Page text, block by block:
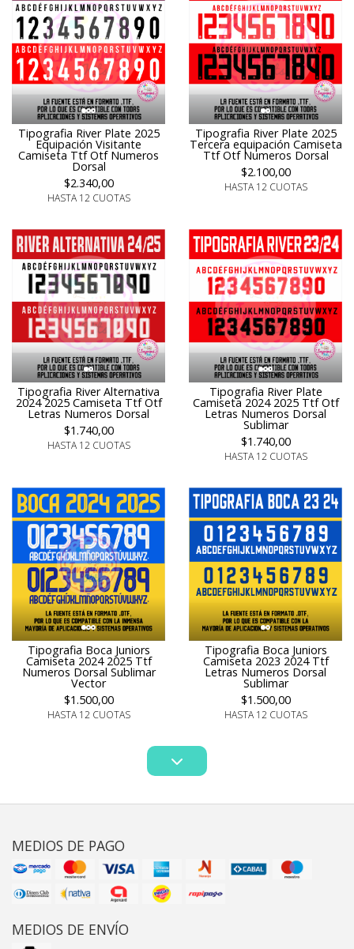
Tipografia River Plate 2025
Equipación Visitante
Camiseta Ttf Otf Numeros
Dorsal
$2.340,00
HASTA 12 CUOTAS
Tipografia River Plate 2025
Tercera equipación Camiseta
Ttf Otf Numeros Dorsal
$2.100,00
HASTA 12 CUOTAS
Tipografia River Alternativa
2024 2025 Camiseta Ttf Otf
Letras Numeros Dorsal
$1.740,00
HASTA 12 CUOTAS
Tipografia River Plate
Camiseta 2024 2025 Ttf Otf
Letras Numeros Dorsal
Sublimar
$1.740,00
HASTA 12 CUOTAS
Tipografia Boca Juniors
Camiseta 2024 2025 Ttf
Numeros Dorsal Sublimar
Vector
$1.500,00
HASTA 12 CUOTAS
Tipografia Boca Juniors
Camiseta 2023 2024 Ttf
Letras Numeros Dorsal
Sublimar
$1.500,00
HASTA 12 CUOTAS
MEDIOS DE PAGO
MEDIOS DE ENVÍO